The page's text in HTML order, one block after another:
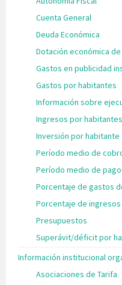
Cuenta General
Deuda Económica
Dotación económica
Gastos en publicidad
Gastos por habitantes
Información sobre
Ingresos por habitantes
Inversión por habitante
Período medio de
Período medio de
Porcentaje de gastos
Porcentaje de
Presupuestos
Superávit/déficit por
Información institucional
Asociaciones de Tarifa